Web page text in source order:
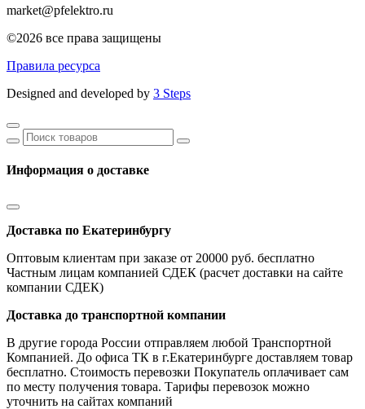
market@pfelektro.ru
©2026 все права защищены
Правила ресурса
Designed and developed by 3 Steps
Информация о доставке
Доставка по Екатеринбургу
Оптовым клиентам при заказе от 20000 руб. бесплатно
Частным лицам компанией СДЕК (расчет доставки на сайте
компании СДЕК)
Доставка до транспортной компании
В другие города России отправляем любой Транспортной
Компанией. До офиса ТК в г.Екатеринбурге доставляем товар
бесплатно. Стоимость перевозки Покупатель оплачивает сам
по месту получения товара. Тарифы перевозок можно
уточнить на сайтах компаний